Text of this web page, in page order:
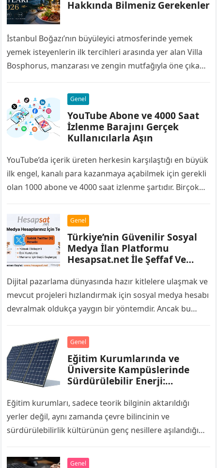
Hakkında Bilmeniz Gerekenler
İstanbul Boğazı’nın büyüleyici atmosferinde yemek
yemek isteyenlerin ilk tercihleri arasında yer alan Villa
Bosphorus, manzarası ve zengin mutfağıyla öne çıkan
yemeklerine, kahvaltı…
Genel
YouTube Abone ve 4000 Saat
İzlenme Barajını Gerçek
Kullanıcılarla Aşın
YouTube’da içerik üreten herkesin karşılaştığı en büyük
ilk engel, kanalı para kazanmaya açabilmek için gerekli
olan 1000 abone ve 4000 saat izlenme şartıdır. Birçok
Genel
Türkiye’nin Güvenilir Sosyal
Medya İlan Platformu
Hesapsat.net İle Şeffaf Ve
Dijital pazarlama dünyasında hazır kitlelere ulaşmak ve
mevcut projeleri hızlandırmak için sosyal medya hesabı
devralmak oldukça yaygın bir yöntemdir. Ancak bu
Genel
Eğitim Kurumlarında ve
Üniversite Kampüslerinde
Sürdürülebilir Enerji:
Nesillerine Örnek Kampüsler
Eğitim kurumları, sadece teorik bilginin aktarıldığı
yerler değil, aynı zamanda çevre bilincinin ve
sürdürülebilirlik kültürünün genç nesillere aşılandığı
spor salonları gün…
Genel